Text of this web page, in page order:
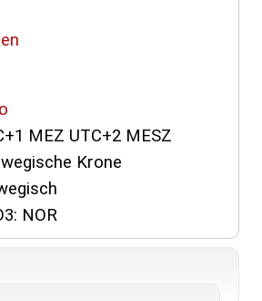
MEZ UTC+2 MESZ
Krone
NOR